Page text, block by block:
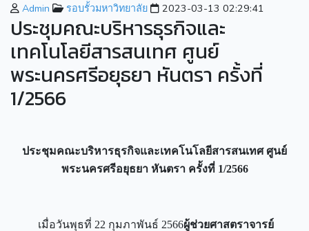
Admin รอบรั้วมหาวิทยาลัย 2023-03-13 02:29:41
ประชุมคณะบริหารธุรกิจและ
เทคโนโลยีสารสนเทศ ศูนย์
พระนครศรีอยุธยา หันตรา ครั้งที่
1/2566
ประชุมคณะบริหารธุรกิจและเทคโนโลยีสารสนเทศ ศูนย์
พระนครศรีอยุธยา หันตรา ครั้งที่ 1/2566
เมื่อวันพุธที่ 22 กุมภาพันธ์ 2566ผู้ช่วยศาสตราจารย์